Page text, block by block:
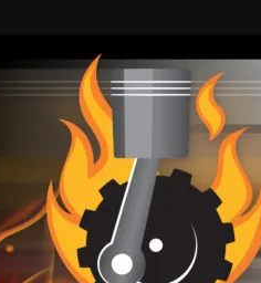
Nederlandse
De meest krachtige modelbouwsport